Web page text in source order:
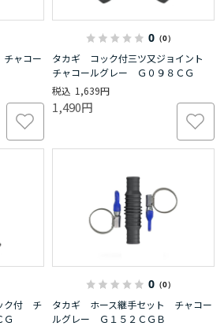
ャコー
0（0）
タカギ コック付三ツ又ジョイント
チャコールグレー Ｇ０９８ＣＧ
1,639円
1,490円
ク付 チ
0（0）
タカギ ホース継手セット チャコー
ルグレー Ｇ１５２ＣＧＢ